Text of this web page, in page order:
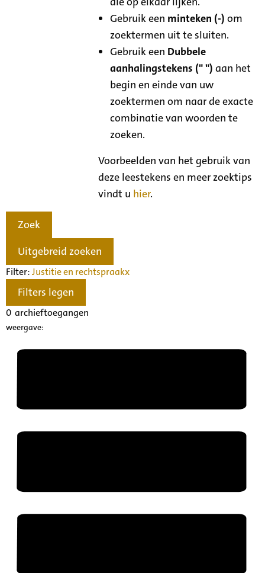
Gebruik een minteken (-) om
zoektermen uit te sluiten.
Gebruik een Dubbele
aanhalingstekens (" ") aan het
begin en einde van uw
zoektermen om naar de exacte
combinatie van woorden te
zoeken.
Voorbeelden van het gebruik van
deze leestekens en meer zoektips
vindt u hier.
Zoek
Uitgebreid zoeken
Filter:Justitie en rechtspraakx
Filters legen
0 archieftoegangen
weergave: